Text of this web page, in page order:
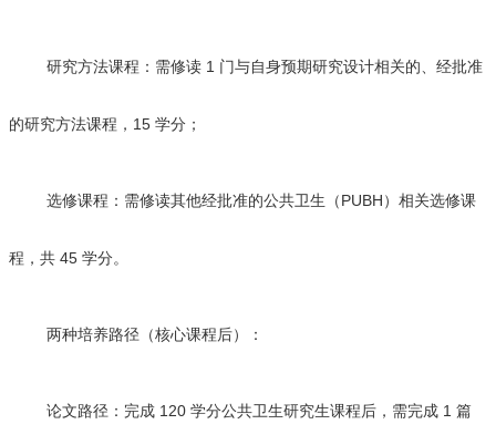
研究方法课程：需修读 1 门与自身预期研究设计相关的、经批准
的研究方法课程，15 学分；
选修课程：需修读其他经批准的公共卫生（PUBH）相关选修课
程，共 45 学分。
两种培养路径（核心课程后）：
论文路径：完成 120 学分公共卫生研究生课程后，需完成 1 篇